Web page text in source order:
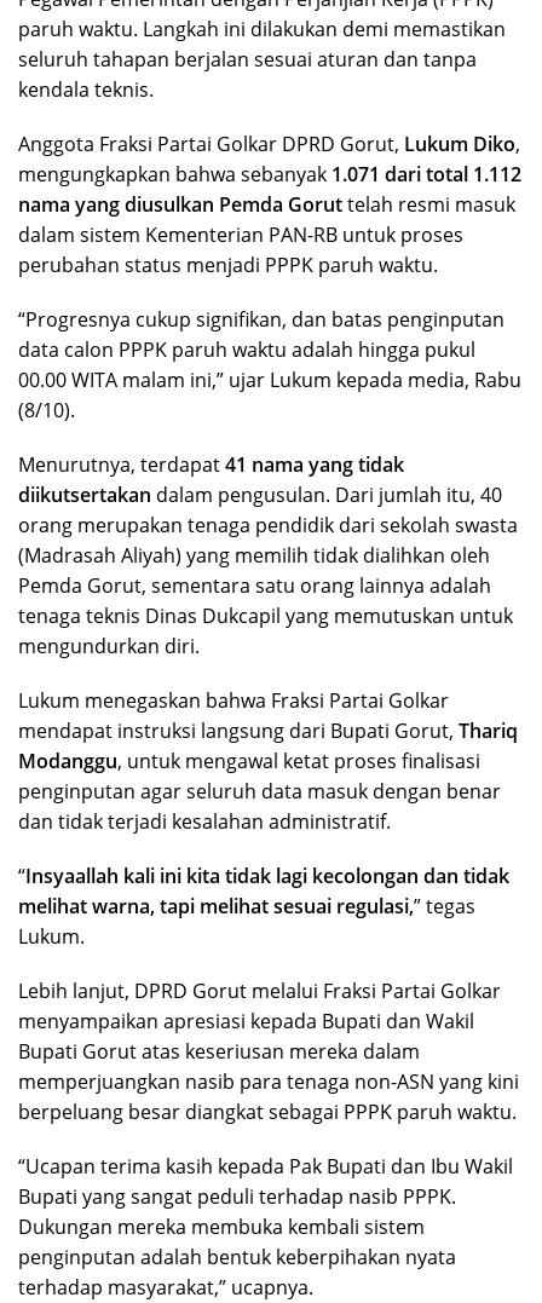
paruh waktu. Langkah ini dilakukan demi memastikan
seluruh tahapan berjalan sesuai aturan dan tanpa
kendala teknis.
Anggota Fraksi Partai Golkar DPRD Gorut, Lukum Diko,
mengungkapkan bahwa sebanyak 1.071 dari total 1.112
nama yang diusulkan Pemda Goruttelah resmi masuk
dalam sistem Kementerian PAN-RB untuk proses
perubahan status menjadi PPPK paruh waktu.
“Progresnya cukup signifikan, dan batas penginputan
data calon PPPK paruh waktu adalah hingga pukul
00.00 WITA malam ini,” ujar Lukum kepada media, Rabu
(8/10).
Menurutnya, terdapat41 nama yang tidak
diikutsertakan dalam pengusulan. Dari jumlah itu, 40
orang merupakan tenaga pendidik dari sekolah swasta
(Madrasah Aliyah) yang memilih tidak dialihkan oleh
Pemda Gorut, sementara satu orang lainnya adalah
tenaga teknis Dinas Dukcapil yang memutuskan untuk
mengundurkan diri.
Lukum menegaskan bahwa Fraksi Partai Golkar
mendapat instruksi langsung dari Bupati Gorut, Thariq
Modanggu, untuk mengawal ketat proses finalisasi
penginputan agar seluruh data masuk dengan benar
dan tidak terjadi kesalahan administratif.
“Insyaallah kali ini kita tidak lagi kecolongan dan tidak
melihat warna, tapi melihat sesuai regulasi,” tegas
Lukum.
Lebih lanjut, DPRD Gorut melalui Fraksi Partai Golkar
menyampaikan apresiasi kepada Bupati dan Wakil
Bupati Gorut atas keseriusan mereka dalam
memperjuangkan nasib para tenaga non-ASN yang kini
berpeluang besar diangkat sebagai PPPK paruh waktu.
“Ucapan terima kasih kepada Pak Bupati dan Ibu Wakil
Bupati yang sangat peduli terhadap nasib PPPK.
Dukungan mereka membuka kembali sistem
penginputan adalah bentuk keberpihakan nyata
terhadap masyarakat,” ucapnya.